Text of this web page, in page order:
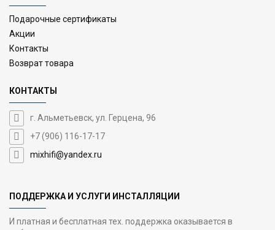
Подарочные сертификаты
Акции
Контакты
Возврат товара
КОНТАКТЫ
г. Альметьевск, ул. Герцена, 96
+7 (906) 116-17-17
mixhifi@yandex.ru
ПОДДЕРЖКА И УСЛУГИ ИНСТАЛЛЯЦИИ
И платная и бесплатная тех. поддержка оказывается в